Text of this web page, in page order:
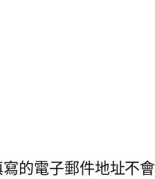
的電子郵件地址不